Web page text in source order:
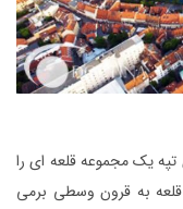
تپه یک مجموعه قلعه ای را
قلعه به قرون وسطی برمی